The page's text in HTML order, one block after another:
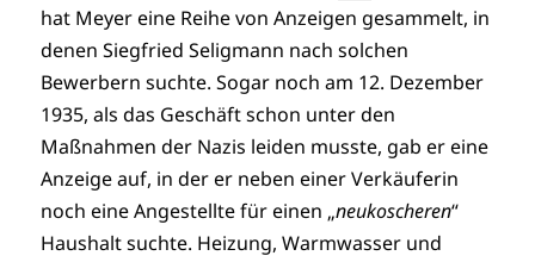
hat Meyer eine Reihe von Anzeigen gesammelt, in
denen Siegfried Seligmann nach solchen
Bewerbern suchte. Sogar noch am 12. Dezember
1935, als das Geschäft schon unter den
Maßnahmen der Nazis leiden musste, gab er eine
Anzeige auf, in der er neben einer Verkäuferin
noch eine Angestellte für einen „neukoscheren“
Haushalt suchte. Heizung, Warmwasser und